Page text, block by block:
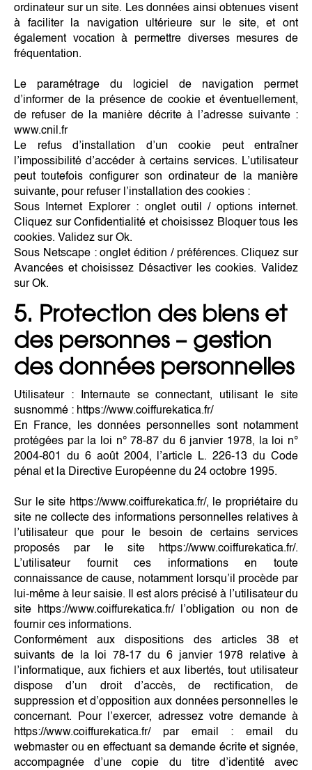
ordinateur sur un site. Les données ainsi obtenues visent
à faciliter la navigation ultérieure sur le site, et ont
également vocation à permettre diverses mesures de
fréquentation.
Le paramétrage du logiciel de navigation permet
d’informer de la présence de cookie et éventuellement,
de refuser de la manière décrite à l’adresse suivante :
www.cnil.fr
Le refus d’installation d’un cookie peut entraîner
l’impossibilité d’accéder à certains services. L’utilisateur
peut toutefois configurer son ordinateur de la manière
suivante, pour refuser l’installation des cookies :
Sous Internet Explorer : onglet outil / options internet.
Cliquez sur Confidentialité et choisissez Bloquer tous les
cookies. Validez sur Ok.
Sous Netscape : onglet édition / préférences. Cliquez sur
Avancées et choisissez Désactiver les cookies. Validez
sur Ok.
5. Protection des biens et
des personnes – gestion
des données personnelles
Utilisateur : Internaute se connectant, utilisant le site
susnommé : https://www.coiffurekatica.fr/
En France, les données personnelles sont notamment
protégées par la loi n° 78-87 du 6 janvier 1978, la loi n°
2004-801 du 6 août 2004, l’article L. 226-13 du Code
pénal et la Directive Européenne du 24 octobre 1995.
Sur le site https://www.coiffurekatica.fr/, le propriétaire du
site ne collecte des informations personnelles relatives à
l’utilisateur que pour le besoin de certains services
proposés par le site https://www.coiffurekatica.fr/.
L’utilisateur fournit ces informations en toute
connaissance de cause, notamment lorsqu’il procède par
lui-même à leur saisie. Il est alors précisé à l’utilisateur du
site https://www.coiffurekatica.fr/ l’obligation ou non de
fournir ces informations.
Conformément aux dispositions des articles 38 et
suivants de la loi 78-17 du 6 janvier 1978 relative à
l’informatique, aux fichiers et aux libertés, tout utilisateur
dispose d’un droit d’accès, de rectification, de
suppression et d’opposition aux données personnelles le
concernant. Pour l’exercer, adressez votre demande à
https://www.coiffurekatica.fr/ par email : email du
webmaster ou en effectuant sa demande écrite et signée,
accompagnée d’une copie du titre d’identité avec